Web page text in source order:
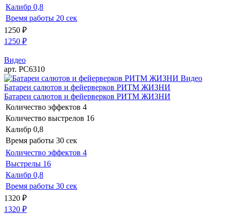
Калибр 0,8
Время работы 20 сек
1250 ₽
1250 ₽
Видео
арт. РС6310
Видео
Батареи салютов и фейерверков РИТМ ЖИЗНИ
Батареи салютов и фейерверков РИТМ ЖИЗНИ
Количество эффектов 4
Количество выстрелов 16
Калибр 0,8
Время работы 30 сек
Количество эффектов 4
Выстрелы 16
Калибр 0,8
Время работы 30 сек
1320 ₽
1320 ₽